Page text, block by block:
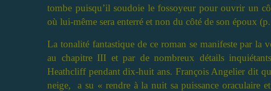
tombe puisqu’il soudoie le fossoyeur pour ouvrir un
où lui-même sera enterré et non du côté de son époux
La tonalité fantastique de ce roman se manifeste par
au chapitre III et par de nombreux détails
Heathcliff pendant dix-huit ans. François Angelier dit
neige, a su « rendre à la nuit sa puissance oraculaire